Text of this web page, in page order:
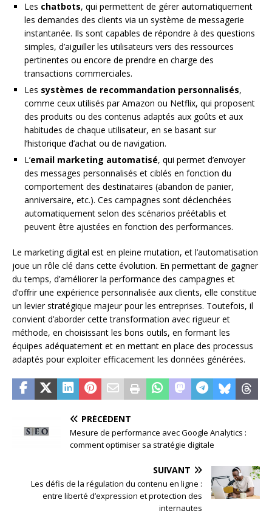
Les chatbots, qui permettent de gérer automatiquement
les demandes des clients via un système de messagerie
instantanée. Ils sont capables de répondre à des questions
simples, d’aiguiller les utilisateurs vers des ressources
pertinentes ou encore de prendre en charge des
transactions commerciales.
Les systèmes de recommandation personnalisés,
comme ceux utilisés par Amazon ou Netflix, qui proposent
des produits ou des contenus adaptés aux goûts et aux
habitudes de chaque utilisateur, en se basant sur
l’historique d’achat ou de navigation.
L’email marketing automatisé, qui permet d’envoyer
des messages personnalisés et ciblés en fonction du
comportement des destinataires (abandon de panier,
anniversaire, etc.). Ces campagnes sont déclenchées
automatiquement selon des scénarios préétablis et
peuvent être ajustées en fonction des performances.
Le marketing digital est en pleine mutation, et l’automatisation
joue un rôle clé dans cette évolution. En permettant de gagner
du temps, d’améliorer la performance des campagnes et
d’offrir une expérience personnalisée aux clients, elle constitue
un levier stratégique majeur pour les entreprises. Toutefois, il
convient d’aborder cette transformation avec rigueur et
méthode, en choisissant les bons outils, en formant les
équipes adéquatement et en mettant en place des processus
adaptés pour exploiter efficacement les données générées.
PRÉCÉDENT
Mesure de performance avec Google Analytics :
comment optimiser sa stratégie digitale
SUIVANT
Les défis de la régulation du contenu en ligne :
entre liberté d’expression et protection des
internautes